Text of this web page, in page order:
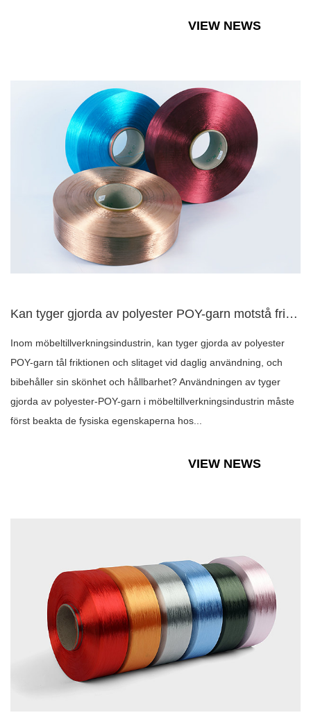
VIEW NEWS
Kan tyger gjorda av polyester POY-garn motstå friktionen och...
Inom möbeltillverkningsindustrin, kan tyger gjorda av polyester
POY-garn tål friktionen och slitaget vid daglig användning, och
bibehåller sin skönhet och hållbarhet? Användningen av tyger
gjorda av polyester-POY-garn i möbeltillverkningsindustrin måste
först beakta de fysiska egenskaperna hos...
VIEW NEWS